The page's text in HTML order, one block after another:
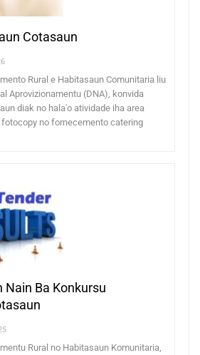
Cotasaun
Rural e Habitasaun Comunitaria liu
Aprovizionamentu (DNA), konvida
diak no hala'o atividade iha area
no fornecemento catering
Ba Konkursu
Rural no Habitasaun Komunitaria,